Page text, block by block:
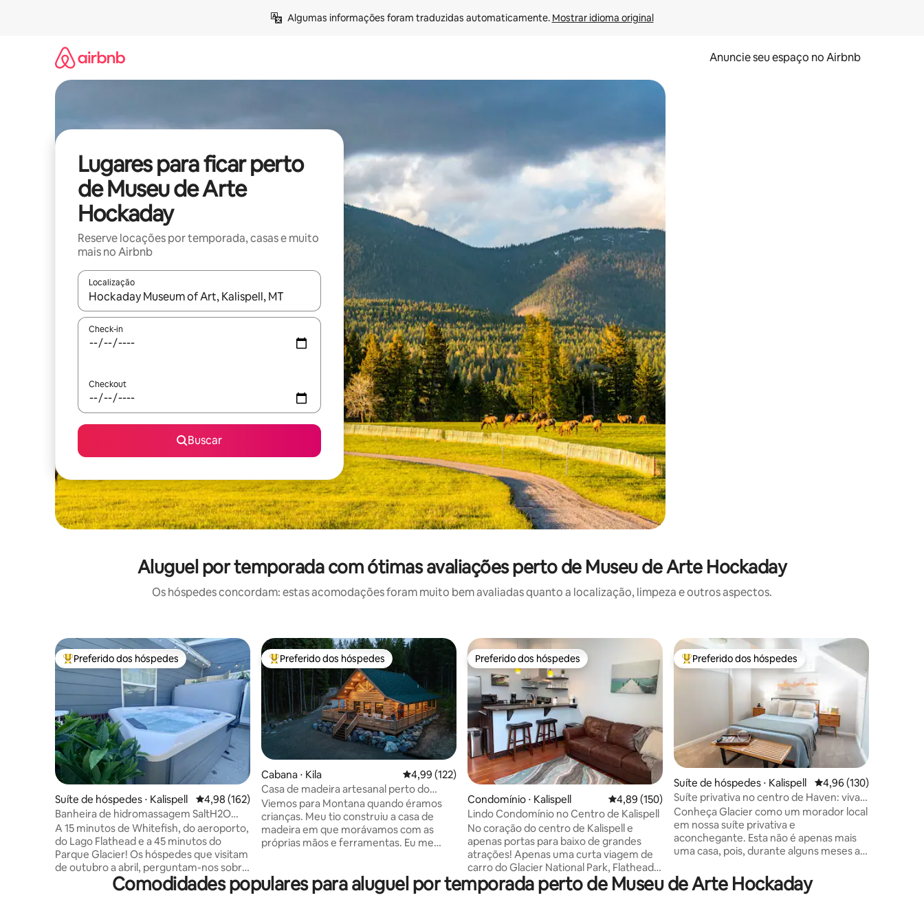
Algumas informações foram traduzidas automaticamente. Mostrar idioma original
Anuncie seu espaço no Airbnb
Lugares para ficar perto
de Museu de Arte
Hockaday
Reserve locações por temporada, casas e muito
mais no Airbnb
Localização
Quando os resultados estiverem disponíveis, explore-os usando as seta para cima e para baixo do teclado ou tocando e deslizando o dedo na tela.
Check-in
Checkout
Buscar
Aluguel por temporada com ótimas avaliações perto de Museu de Arte Hockaday
Os hóspedes concordam: estas acomodações foram muito bem avaliadas quanto a localização, limpeza e outros aspectos.
Entre os melhores preferidos dos hóspedes
Preferido dos hóspedes
Suíte de hóspedes ⋅ Kalispell 4,98 de uma avaliação média de 5, 162 avaliações
4,98 (162)
Banheira de hidromassagem SaltH2O
*Bicicletas incluídas! Ideal para crianças*
Ar-condicionado!
A 15 minutos de Whitefish, do aeroporto,
do Lago Flathead e a 45 minutos do
Parque Glacier! Os hóspedes que visitam
de outubro a abril, perguntam-nos sobre
trazer um animal de estimação! Venha
relaxar na nossa suíte de hóspedes
Entre os melhores preferidos dos hóspedes
Preferido dos hóspedes
Cabana ⋅ Kila 4,99 de uma avaliação média de 5, 122 avaliações
4,99 (122)
Casa de madeira artesanal perto do
Glacier Park
Viemos para Montana quando éramos
crianças. Meu tio construiu a casa de
madeira em que morávamos com as
próprias mãos e ferramentas. Eu me
de vida do velho mundo. Eu disse a mim
mesmo que um dia eu construiria uma
Preferido dos hóspedes
Preferido dos hóspedes
Condomínio ⋅ Kalispell 4,89 de uma avaliação média de 5, 150 avaliações
4,89 (150)
Lindo Condomínio no Centro de Kalispell
No coração do centro de Kalispell e
apenas portas para baixo de grandes
atrações! Apenas uma curta viagem de
carro do Glacier National Park, Flathead
Lake, Esqui, trilhas para caminhadas e
Whitefish e Bigfork! Este condomínio
Entre os melhores preferidos dos hóspedes
Preferido dos hóspedes
Suíte de hóspedes ⋅ Kalispell 4,96 de uma avaliação
4,96 (130)
Suíte privativa no centro de Haven: viva
como um morador local
Conheça Glacier como um morador local
em nossa suíte privativa e
aconchegante. Esta não é apenas mais
uma casa, pois, durante alguns meses a
pessoal de hóspedes no andar de baixo
para viajantes que querem experimentar
Comodidades populares para aluguel por temporada perto de Museu de Arte Hockaday